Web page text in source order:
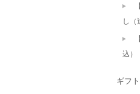
し（
込）
ギフ